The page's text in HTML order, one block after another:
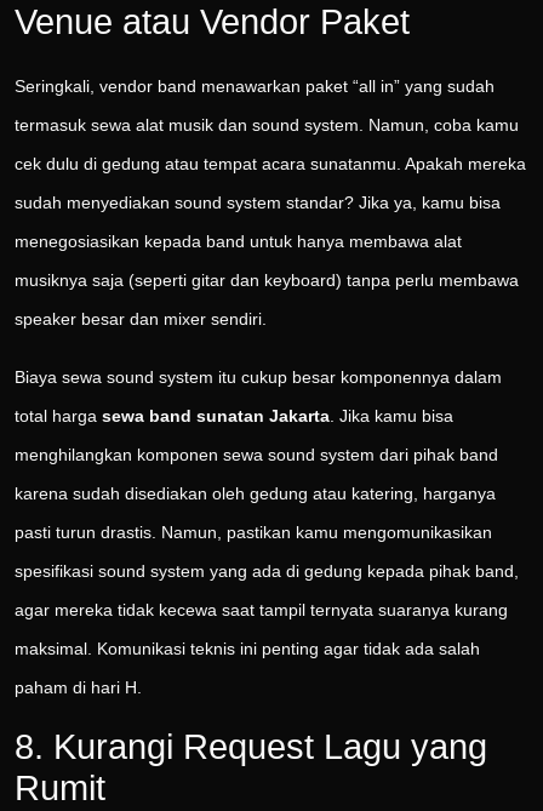
Venue atau Vendor Paket
Seringkali, vendor band menawarkan paket “all in” yang sudah
termasuk sewa alat musik dan sound system. Namun, coba kamu
cek dulu di gedung atau tempat acara sunatanmu. Apakah mereka
sudah menyediakan sound system standar? Jika ya, kamu bisa
menegosiasikan kepada band untuk hanya membawa alat
musiknya saja (seperti gitar dan keyboard) tanpa perlu membawa
speaker besar dan mixer sendiri.
Biaya sewa sound system itu cukup besar komponennya dalam
total harga sewa band sunatan Jakarta . Jika kamu bisa
menghilangkan komponen sewa sound system dari pihak band
karena sudah disediakan oleh gedung atau katering, harganya
pasti turun drastis. Namun, pastikan kamu mengomunikasikan
spesifikasi sound system yang ada di gedung kepada pihak band,
agar mereka tidak kecewa saat tampil ternyata suaranya kurang
maksimal. Komunikasi teknis ini penting agar tidak ada salah
paham di hari H.
8. Kurangi Request Lagu yang
Rumit